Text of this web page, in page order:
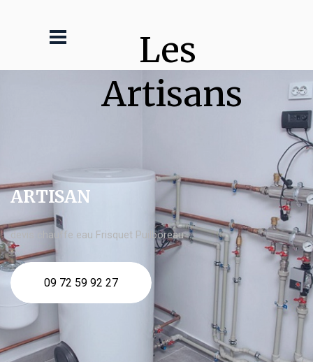
Les
Artisans
ARTISAN
devis chauffe eau Frisquet Puilboreau
09 72 59 92 27